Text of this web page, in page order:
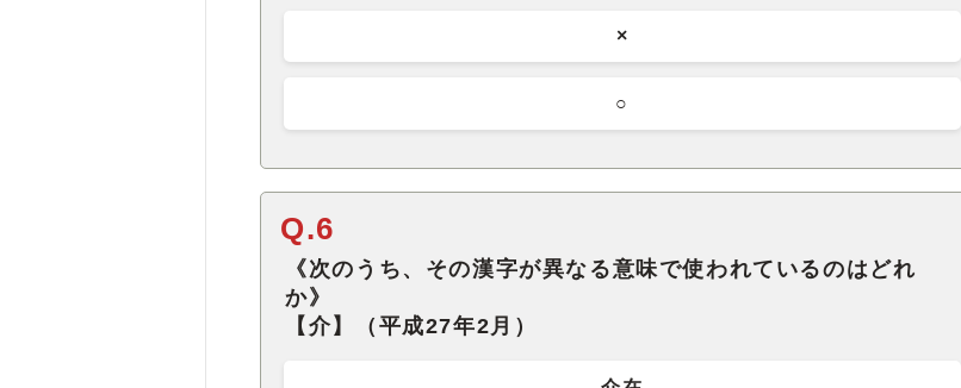
×
○
Q.6
《次のうち、その漢字が異なる意味で使われているのはどれ
か》
【介】（平成27年2月）